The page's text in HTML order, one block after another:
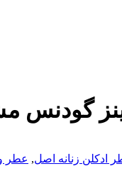
گودنس
ادکلن زنانه اصل, عطر و